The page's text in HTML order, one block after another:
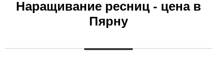
Наращивание ресниц - цена в
Пярну